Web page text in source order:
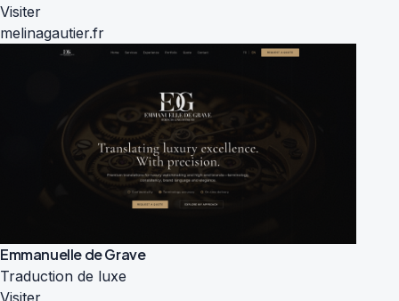
Visiter
melinagautier.fr
Emmanuelle de Grave
Traduction de luxe
Visiter